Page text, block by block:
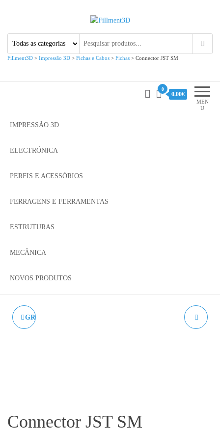
Fillment3D
Fillment3D > Impressão 3D > Fichas e Cabos > Fichas > Connector JST SM
MEN
U
0
0.00€
IMPRESSÃO 3D
ELECTRÓNICA
PERFIS E ACESSÓRIOS
FERRAGENS E FERRAMENTAS
ESTRUTURAS
MECÂNICA
NOVOS PRODUTOS
GRELHA DE PROTEÇÃO
Connector JST SM